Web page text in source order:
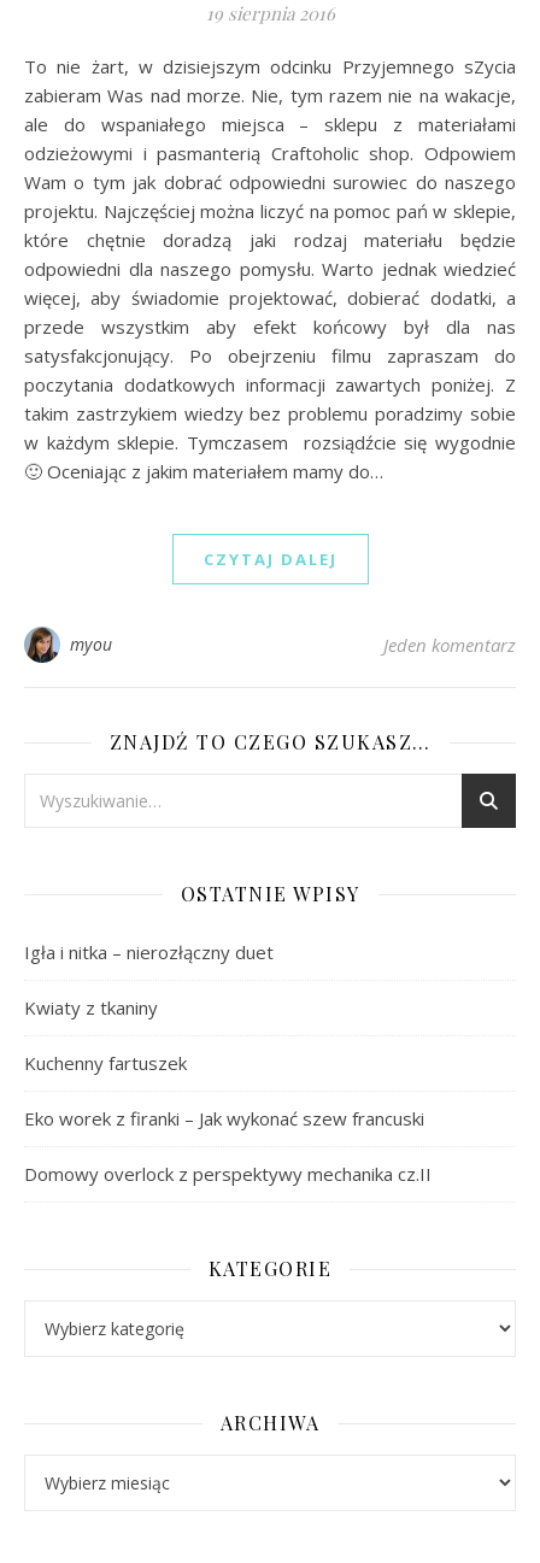
19 sierpnia 2016
To nie żart, w dzisiejszym odcinku Przyjemnego sZycia
zabieram Was nad morze. Nie, tym razem nie na wakacje,
ale do wspaniałego miejsca – sklepu z materiałami
odzieżowymi i pasmanterią Craftoholic shop. Odpowiem
Wam o tym jak dobrać odpowiedni surowiec do naszego
projektu. Najczęściej można liczyć na pomoc pań w sklepie,
które chętnie doradzą jaki rodzaj materiału będzie
odpowiedni dla naszego pomysłu. Warto jednak wiedzieć
więcej, aby świadomie projektować, dobierać dodatki, a
przede wszystkim aby efekt końcowy był dla nas
satysfakcjonujący. Po obejrzeniu filmu zapraszam do
poczytania dodatkowych informacji zawartych poniżej. Z
takim zastrzykiem wiedzy bez problemu poradzimy sobie
w każdym sklepie. Tymczasem rozsiądźcie się wygodnie
🙂 Oceniając z jakim materiałem mamy do…
CZYTAJ DALEJ
myou Jeden komentarz
ZNAJDŹ TO CZEGO SZUKASZ…
OSTATNIE WPISY
Igła i nitka – nierozłączny duet
Kwiaty z tkaniny
Kuchenny fartuszek
Eko worek z firanki – Jak wykonać szew francuski
Domowy overlock z perspektywy mechanika cz.II
KATEGORIE
ARCHIWA